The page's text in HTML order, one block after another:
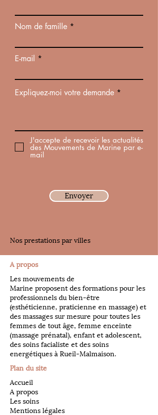
Nom de famille
E-mail
Expliquez-moi votre demande
J'accepte de recevoir les actualités
des Mouvements de Marine par e-
mail
Envoyer
Nos prestations par villes
A propos
Les mouvements de
Marine proposent des formations pour les
professionnels du bien-être
(esthéticienne, praticienne en massage) et
des massages sur mesure pour toutes les
femmes de tout âge, femme enceinte
(massage prénatal), enfant et adolescent,
des soins facialiste et des soins
energétiques à Rueil-Malmaison.
Plan du site
Accueil
A propos
Les soins
Mentions légales